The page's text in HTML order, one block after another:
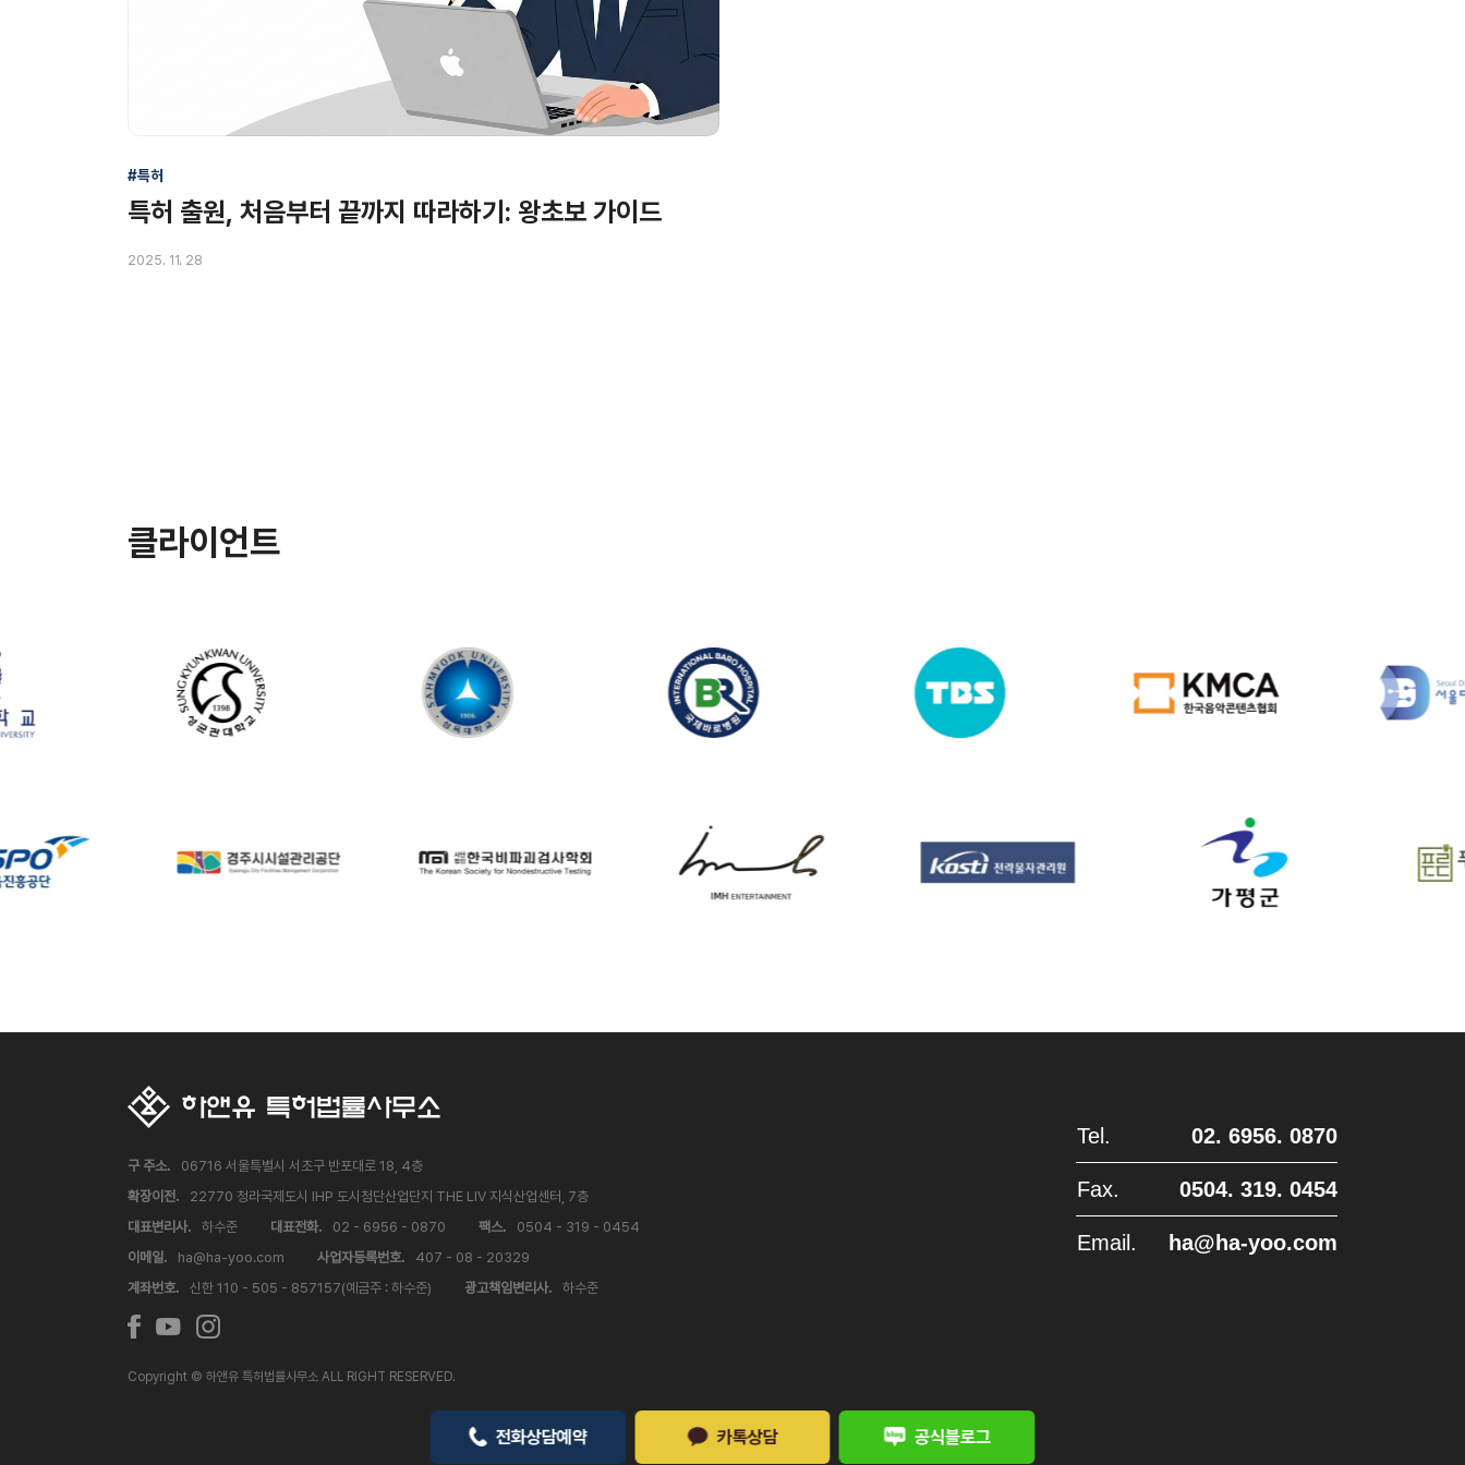
전화상담예약 카톡상담 공식블로그
#특허
특허 출원, 처음부터 끝까지 따라하기: 왕초보 가이드
2025. 11. 28
클라이언트
구 주소.
06716 서울특별시 서초구 반포대로 18, 4층
확장이전.
22770 청라국제도시 IHP 도시첨단산업단지 THE LIV 지식산업센터, 7층
대표변리사.
하수준 대표전화. 02 - 6956 - 0870 팩스.
0504 - 319 - 0454
이메일.
ha@ha-yoo.com 사업자등록번호.
407 - 08 - 20329
계좌번호.
신한 110 - 505 - 857157(예금주 : 하수준) 광고책임변리사. 하수준
Copyright © 하앤유 특허법률사무소 ALL RIGHT RESERVED.
Tel. 02. 6956. 0870
Fax. 0504. 319. 0454
Email. ha@ha-yoo.com